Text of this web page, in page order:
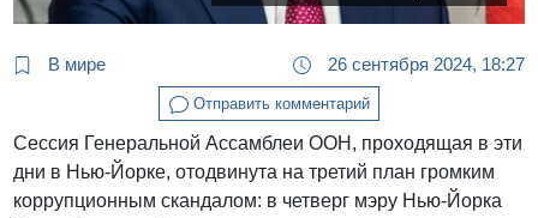
В мире 26 сентября 2024, 18:27
Отправить комментарий
Сессия Генеральной Ассамблеи ООН, проходящая в эти
дни в Нью-Йорке, отодвинута на третий план громким
коррупционным скандалом: в четверг мэру Нью-Йорка